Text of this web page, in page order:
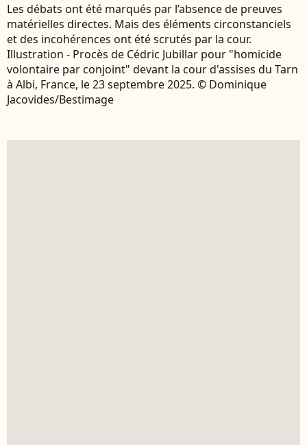
Les débats ont été marqués par l’absence de preuves
matérielles directes. Mais des éléments circonstanciels
et des incohérences ont été scrutés par la cour.
Illustration - Procès de Cédric Jubillar pour "homicide
volontaire par conjoint" devant la cour d'assises du Tarn
à Albi, France, le 23 septembre 2025. © Dominique
Jacovides/Bestimage